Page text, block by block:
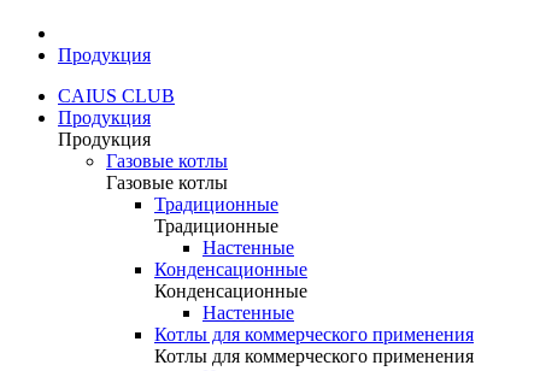
Продукция
CAIUS CLUB
Продукция
Продукция
Газовые котлы
Газовые котлы
Традиционные
Традиционные
Настенные
Конденсационные
Конденсационные
Настенные
Котлы для коммерческого применения
Котлы для коммерческого применения